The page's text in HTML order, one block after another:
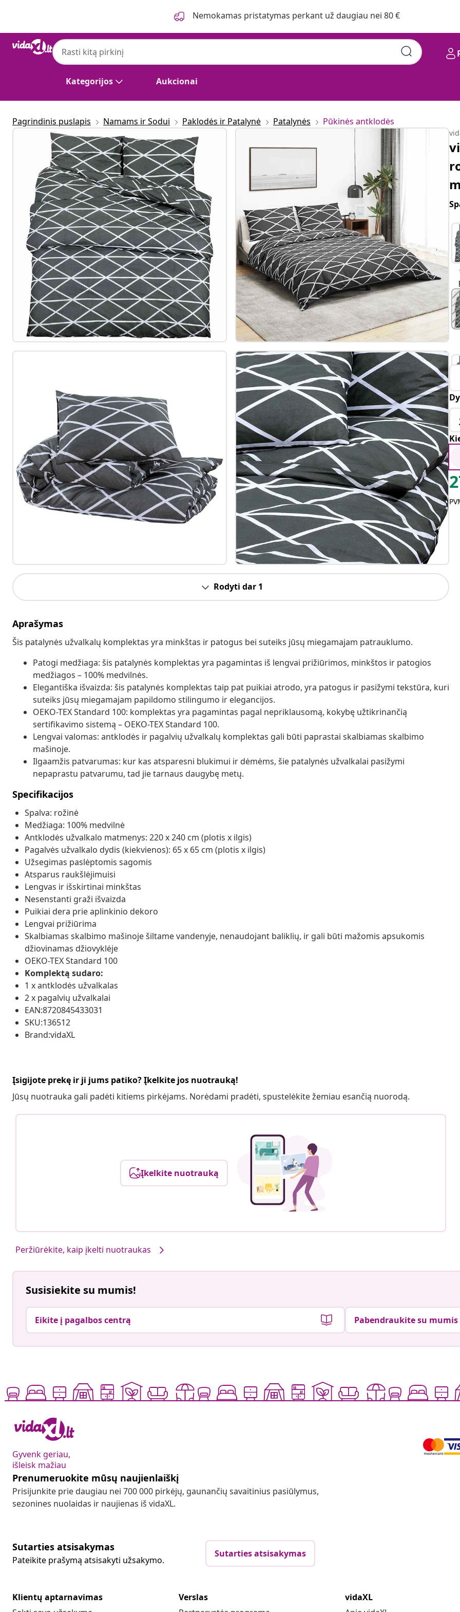
Nemokamas pristatymas perkant už daugiau nei 80 €
Kategorijos Aukcionai
Pagrindinis puslapis Namams ir Sodui Paklodės ir Patalynė Patalynės Pūkinės antklodės
Rodyti dar 1
Aprašymas
Šis patalynės užvalkalų komplektas yra minkštas ir patogus bei suteiks jūsų miegamajam patrauklumo.
Patogi medžiaga: šis patalynės komplektas yra pagamintas iš lengvai prižiūrimos, minkštos ir patogios
medžiagos – 100% medvilnės.
Elegantiška išvaizda: šis patalynės komplektas taip pat puikiai atrodo, yra patogus ir pasižymi tekstūra, kuri
suteiks jūsų miegamajam papildomo stilingumo ir elegancijos.
OEKO-TEX Standard 100: komplektas yra pagamintas pagal nepriklausomą, kokybę užtikrinančią
sertifikavimo sistemą – OEKO-TEX Standard 100.
Lengvai valomas: antklodės ir pagalvių užvalkalų komplektas gali būti paprastai skalbiamas skalbimo
mašinoje.
Ilgaamžis patvarumas: kur kas atsparesni blukimui ir dėmėms, šie patalynės užvalkalai pasižymi
nepaprastu patvarumu, tad jie tarnaus daugybę metų.
Specifikacijos
Spalva: rožinė
Medžiaga: 100% medvilnė
Antklodės užvalkalo matmenys: 220 x 240 cm (plotis x ilgis)
Pagalvės užvalkalo dydis (kiekvienos): 65 x 65 cm (plotis x ilgis)
Užsegimas paslėptomis sagomis
Atsparus raukšlėjimuisi
Lengvas ir išskirtinai minkštas
Nesenstanti graži išvaizda
Puikiai dera prie aplinkinio dekoro
Lengvai prižiūrima
Skalbiamas skalbimo mašinoje šiltame vandenyje, nenaudojant baliklių, ir gali būti mažomis apsukomis
džiovinamas džiovyklėje
OEKO-TEX Standard 100
Komplektą sudaro:
1 x antklodės užvalkalas
2 x pagalvių užvalkalai
EAN:8720845433031
SKU:136512
Brand:vidaXL
Įsigijote prekę ir ji jums patiko? Įkelkite jos nuotrauką!
Jūsų nuotrauka gali padėti kitiems pirkėjams. Norėdami pradėti, spustelėkite žemiau esančią nuorodą.
Įkelkite nuotrauką
Peržiūrėkite, kaip įkelti nuotraukas
Susisiekite su mumis!
Eikite į pagalbos centrą Pabendraukite su mumis
Gyvenk geriau,
išleisk mažiau
Prenumeruokite mūsų naujienlaiškį
Prisijunkite prie daugiau nei 700 000 pirkėjų, gaunančių savaitinius pasiūlymus,
sezonines nuolaidas ir naujienas iš vidaXL.
Sutarties atsisakymas
Pateikite prašymą atsisakyti užsakymo.
Sutarties atsisakymas
Klientų aptarnavimas
Verslas
vidaXL